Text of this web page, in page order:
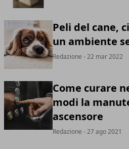
Peli del cane,
un ambiente
Redazione - 22 mar 2022
Come curare
modi la
ascensore
Redazione - 27 ago 2021